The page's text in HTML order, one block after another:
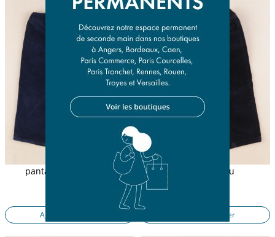
pantalon doublé bleu
Ajouter au panier
pantalon bleu
Ajouter au panier